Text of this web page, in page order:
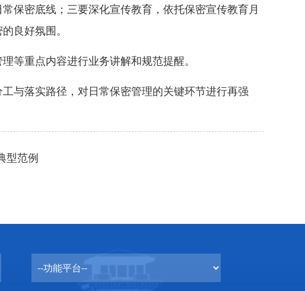
保密底线；三要深化宣传教育，依托保密宣传教育月
良好氛围。
等重点内容进行业务讲解和规范提醒。
与落实路径，对日常保密管理的关键环节进行再强
型范例